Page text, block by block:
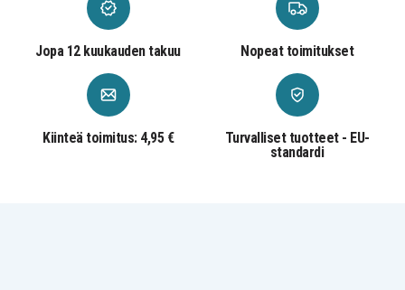
Jopa 12 kuukauden takuu Nopeat toimitukset
Kiinteä toimitus: 4,95 €
Turvalliset tuotteet - EU-
standardi